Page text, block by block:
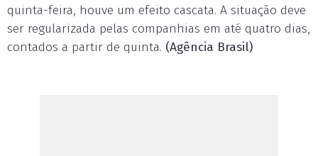
quinta-feira, houve um efeito cascata. A situação deve
ser regularizada pelas companhias em até quatro dias,
contados a partir de quinta. (Agência Brasil)